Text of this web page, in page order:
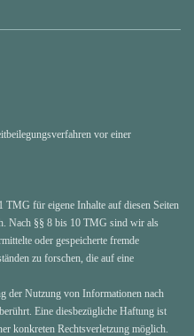
vor einer
für eigene Inhalte auf diesen Seiten
Nach §§ 8 bis 10 TMG sind wir als
oder gespeicherte fremde
zu forschen, die auf eine
der Nutzung von Informationen nach
Eine diesbezügliche Haftung ist
konkreten Rechtsverletzung möglich.